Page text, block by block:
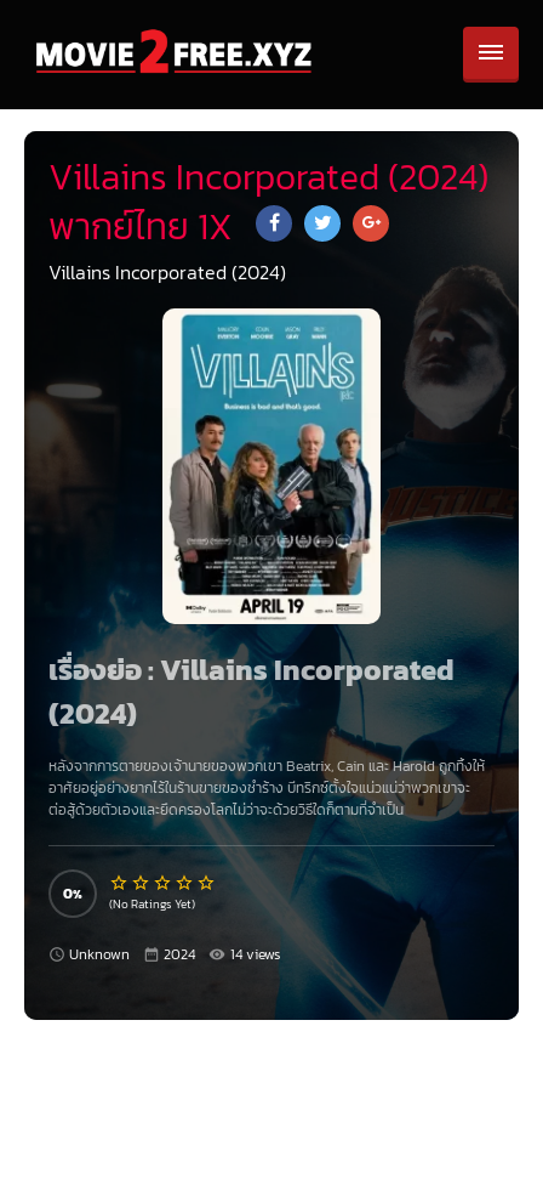
Villains Incorporated (2024)
พากย์ไทย 1X
Villains Incorporated (2024)
เรื่องย่อ : Villains Incorporated
(2024)
หลังจากการตายของเจ้านายของพวกเขา Beatrix, Cain และ Harold ถูกทิ้งให้
อาศัยอยู่อย่างยากไร้ในร้านขายของชำร้าง บีทริกซ์ตั้งใจแน่วแน่ว่าพวกเขาจะ
ต่อสู้ด้วยตัวเองและยึดครองโลกไม่ว่าจะด้วยวิธีใดก็ตามที่จำเป็น
0 (No Ratings Yet)
Unknown 2024 14 views